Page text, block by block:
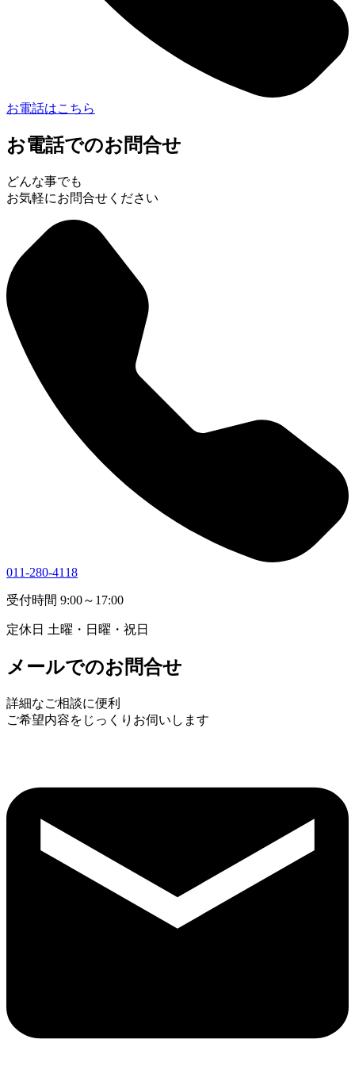
お電話はこちら
お電話でのお問合せ
どんな事でも
お気軽にお問合せください
011-280-4118
受付時間 9:00～17:00
定休日 土曜・日曜・祝日
メールでのお問合せ
詳細なご相談に便利
ご希望内容をじっくりお伺いします